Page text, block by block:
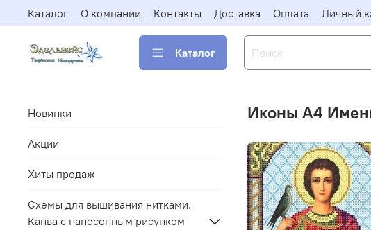
Каталог О компании Контакты Доставка Оплата Личный
Каталог
Иконы А4
Новинки
Акции
Хиты продаж
Схемы для вышивания нитками.
Канва с нанесенным рисунком